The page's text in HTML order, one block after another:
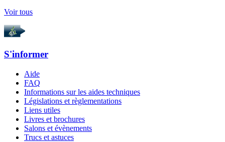
Voir tous
S'informer
Aide
FAQ
Informations sur les aides techniques
Législations et règlementations
Liens utiles
Livres et brochures
Salons et évènements
Trucs et astuces